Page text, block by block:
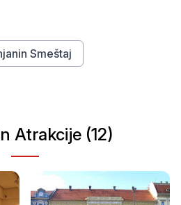
Smeštaj
Atrakcije (12)